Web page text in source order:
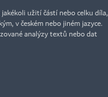
užití částí nebo celku díla,
v českém nebo jiném jazyce.
analýzy textů nebo dat